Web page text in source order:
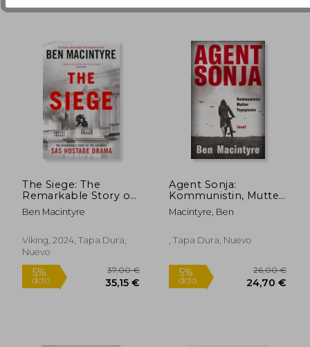
The Siege: The
Remarkable Story of
the Greatest SAS
Hostage Drama (en
Ben Macintyre
Viking, 2024, Tapa Dura,
Nuevo
Agent Sonja:
Kommunistin, Mutter,
Topspionin | vom
Unglaublichen, Aber
Spionin Ursula
der Weltgeschichte
Veränderte (en
Macintyre, Ben
, Tapa Dura, Nuevo